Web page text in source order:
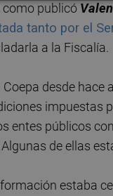
como publicó
tanto por el
a la Fiscalía.
desde
impuestas
entes públicos
de ellas
estaba